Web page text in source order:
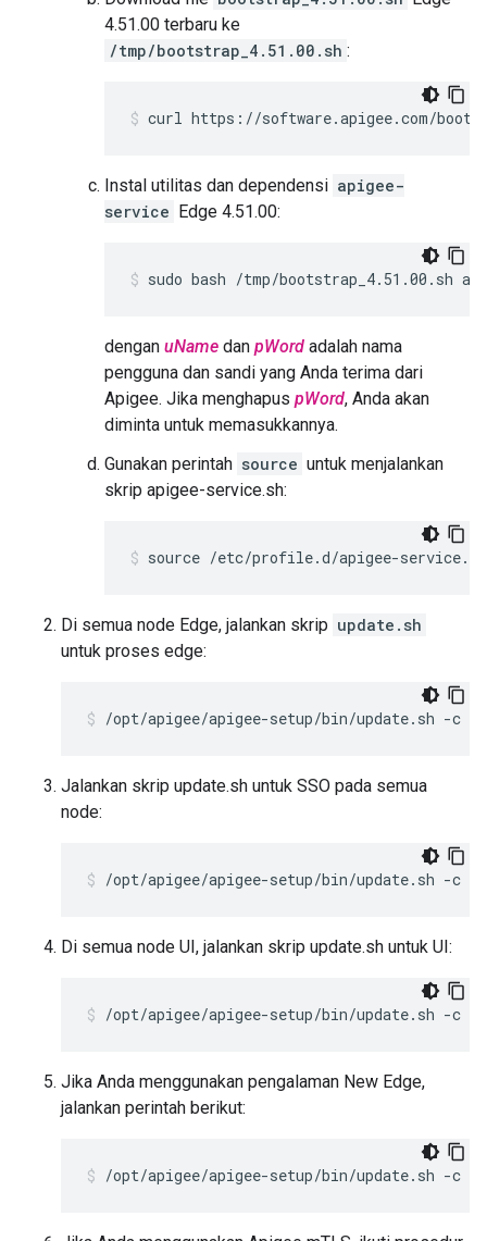
4.51.00 terbaru ke
/tmp/bootstrap_4.51.00.sh :
curl https://software.apigee.com/
Instal utilitas dan dependensi apigee-
service Edge 4.51.00:
sudo bash /tmp/bootstrap_4.51.00.sh
dengan uName dan pWord adalah nama
pengguna dan sandi yang Anda terima dari
Apigee. Jika menghapus pWord, Anda akan
diminta untuk memasukkannya.
Gunakan perintah source untuk menjalankan
skrip apigee-service.sh:
source /etc/profile.d/apigee-service.sh
Di semua node Edge, jalankan skrip update.sh
untuk proses edge:
/opt/apigee/apigee-setup/bin/update.sh -c
Jalankan skrip update.sh untuk SSO pada semua
node:
/opt/apigee/apigee-setup/bin/update.sh -c
Di semua node UI, jalankan skrip update.sh untuk UI:
/opt/apigee/apigee-setup/bin/update.sh -c
Jika Anda menggunakan pengalaman New Edge,
jalankan perintah berikut:
/opt/apigee/apigee-setup/bin/update.sh -c